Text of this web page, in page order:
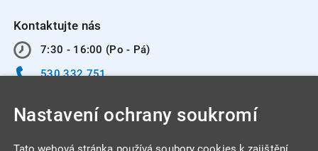
Kontaktujte nás
7:30 - 16:00 (Po - Pá)
530 332 751
Nastavení ochrany soukromí